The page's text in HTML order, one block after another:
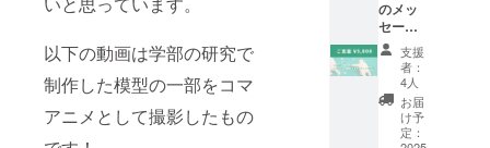
以下の動画は学部の研究で
制作した模型の一部をコマ
アニメとして撮影したもの
のメッ
セージ
+イベン
トで使
える700
円チ
ケッ
ト】 感
支援
者：
4人
お届
け予
定：